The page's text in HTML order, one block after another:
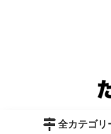
全カテゴリ